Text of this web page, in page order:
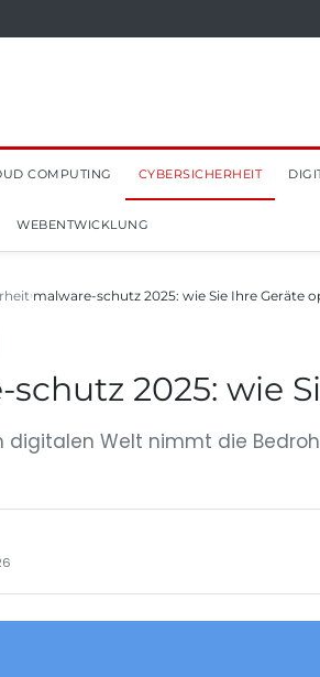
COMPUTING CYBERSICHERHEIT
WEBENTWICKLUNG
malware-schutz 2025: wie Sie Ihre Geräte
schutz 2025: wie
digitalen Welt nimmt die